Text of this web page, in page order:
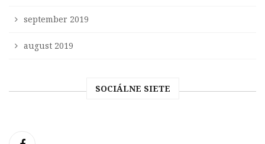
september 2019
august 2019
SOCIÁLNE SIETE